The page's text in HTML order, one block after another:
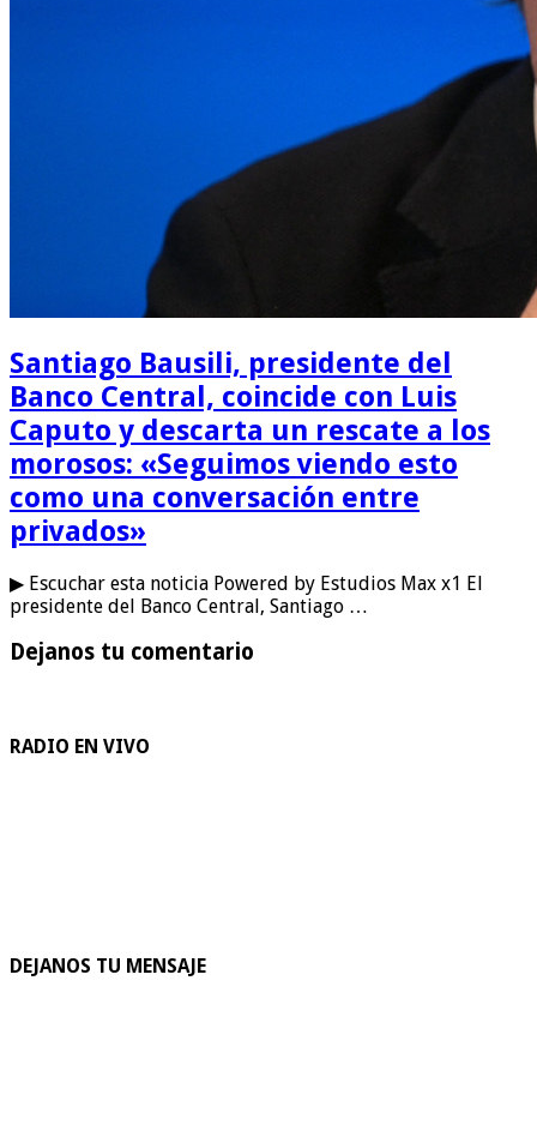
Santiago Bausili, presidente del
Banco Central, coincide con Luis
Caputo y descarta un rescate a los
morosos: «Seguimos viendo esto
como una conversación entre
privados»
▶ Escuchar esta noticia Powered by Estudios Max x1 El
presidente del Banco Central, Santiago …
Dejanos tu comentario
RADIO EN VIVO
DEJANOS TU MENSAJE